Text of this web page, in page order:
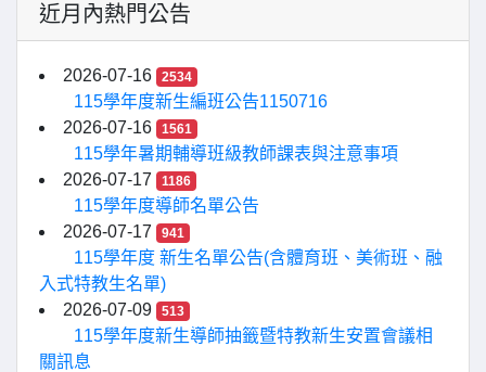
近月內熱門公告
2026-07-16 2534
115學年度新生編班公告1150716
2026-07-16
1561
115學年暑期輔導班級教師課表與注意事項
2026-07-17
1186
115學年度導師名單公告
2026-07-17
941
115學年度 新生名單公告(含體育班、美術班、融
入式特教生名單)
2026-07-09
513
115學年度新生導師抽籤暨特教新生安置會議相
關訊息